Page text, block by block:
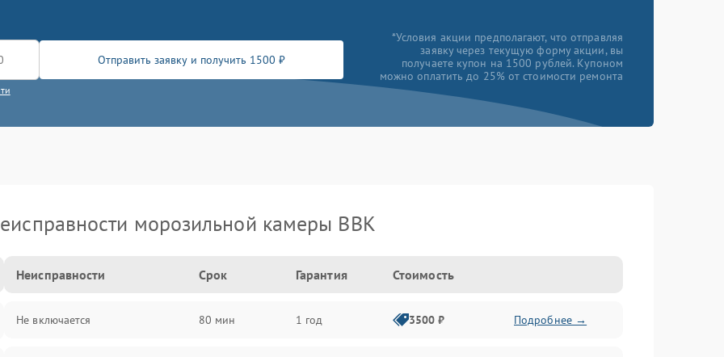
Отправить заявку и получить 1500 ₽
*Условия акции предполагают, что отправляя
заявку через текущую форму акции, вы
получаете купон на 1500 рублей. Купоном
можно оплатить до 25% от стоимости ремонта
морозильной камеры BBK
Неисправности Срок Гарантия Стоимость
Не включается 80 мин 1 год 3500 ₽ Подробнее →